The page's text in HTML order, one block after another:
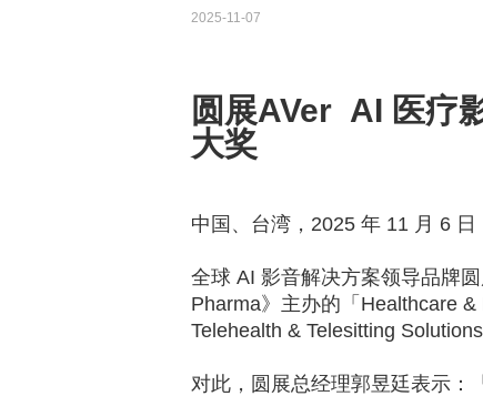
2025-11-07
圆展AVer AI 医疗
大奖
中国、台湾， 2025 年 11 月 6 日
全球 AI 影音解决方案领导品牌
Pharma》主办的「 Healthcare &
Telehealth & Telesitting
对此，圆展总经理郭昱廷表示：